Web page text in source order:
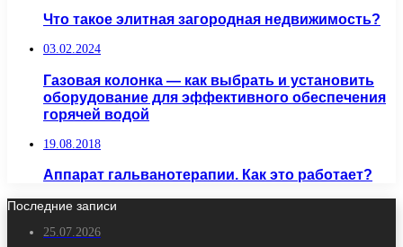
Что такое элитная загородная недвижимость?
03.02.2024
Газовая колонка — как выбрать и установить
оборудование для эффективного обеспечения
горячей водой
19.08.2018
Аппарат гальванотерапии. Как это работает?
Последние записи
25.07.2026